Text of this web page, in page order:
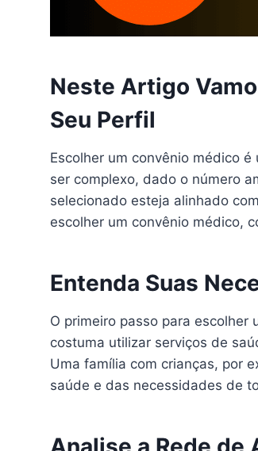
Neste Artigo
Seu Perfil
Escolher um convênio médico
ser complexo, dado o número
selecionado esteja alinhado
escolher um convênio médico,
Entenda Suas
O primeiro passo para
costuma utilizar serviços de
Uma família com crianças, por
saúde e das necessidades de